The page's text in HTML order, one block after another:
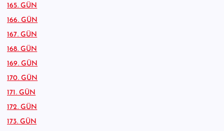
165. GÜN
166. GÜN
167. GÜN
168. GÜN
169. GÜN
170. GÜN
171. GÜN
172. GÜN
173. GÜN